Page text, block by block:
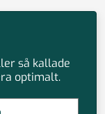
så kallade
optimalt.